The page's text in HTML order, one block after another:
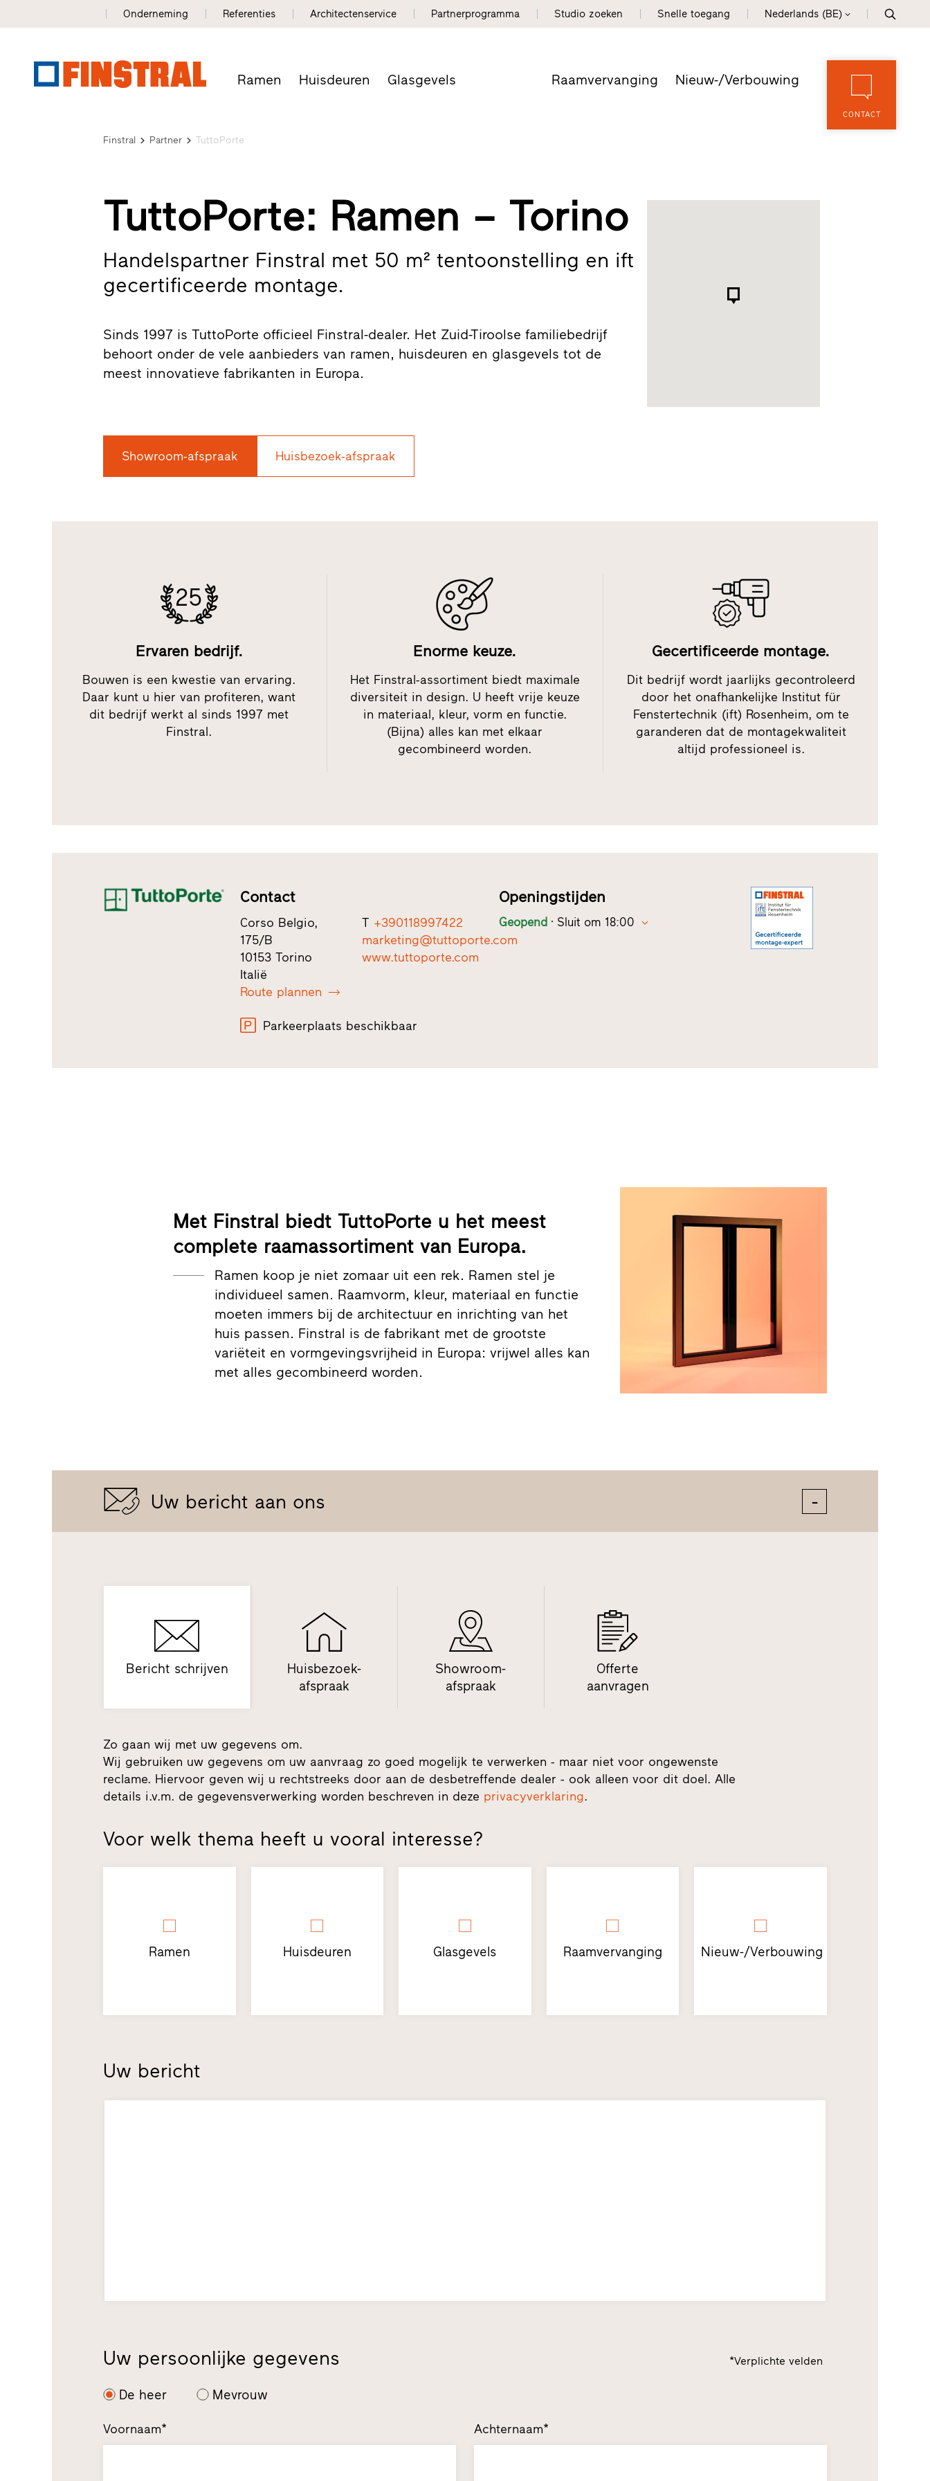
Onderneming Referenties Architectenservice Partnerprogramma Studio zoeken Snelle toegang Nederlands (BE)
Ramen Huisdeuren Glasgevels Raamvervanging Nieuw-/Verbouwing
CONTACT
Finstral Partner TuttoPorte
TuttoPorte: Ramen – Torino
Handelspartner Finstral met 50 m² tentoonstelling en ift
gecertificeerde montage.
Sinds 1997 is TuttoPorte officieel Finstral-dealer. Het Zuid-Tiroolse familiebedrijf
behoort onder de vele aanbieders van ramen, huisdeuren en glasgevels tot de
meest innovatieve fabrikanten in Europa.
Showroom-afspraak Huisbezoek-afspraak
25
Ervaren bedrijf.
Bouwen is een kwestie van ervaring.
Daar kunt u hier van profiteren, want
dit bedrijf werkt al sinds 1997 met
Finstral.
Enorme keuze.
Het Finstral-assortiment biedt maximale
diversiteit in design. U heeft vrije keuze
in materiaal, kleur, vorm en functie.
(Bijna) alles kan met elkaar
gecombineerd worden.
Gecertificeerde montage.
Dit bedrijf wordt jaarlijks gecontroleerd
door het onafhankelijke Institut für
Fenstertechnik (ift) Rosenheim, om te
garanderen dat de montagekwaliteit
altijd professioneel is.
Contact
Corso Belgio,
175/B
10153 Torino
Italië
Route plannen
T +390118997422
marketing@tuttoporte.com
www.tuttoporte.com
Parkeerplaats beschikbaar
Openingstijden
Geopend Sluit om 18:00
Met Finstral biedt TuttoPorte u het meest
complete raamassortiment van Europa.
Ramen koop je niet zomaar uit een rek. Ramen stel je
individueel samen. Raamvorm, kleur, materiaal en functie
moeten immers bij de architectuur en inrichting van het
huis passen. Finstral is de fabrikant met de grootste
variëteit en vormgevingsvrijheid in Europa: vrijwel alles kan
met alles gecombineerd worden.
Uw bericht aan ons
Bericht schrijven
Huisbezoek-
afspraak
Showroom-
afspraak
Offerte
aanvragen
Zo gaan wij met uw gegevens om.
Wij gebruiken uw gegevens om uw aanvraag zo goed mogelijk te verwerken - maar niet voor ongewenste
reclame. Hiervoor geven wij u rechtstreeks door aan de desbetreffende dealer - ook alleen voor dit doel. Alle
details i.v.m. de gegevensverwerking worden beschreven in deze privacyverklaring.
Voor welk thema heeft u vooral interesse?
Ramen Huisdeuren Glasgevels Raamvervanging Nieuw-/Verbouwing
Uw bericht
Uw persoonlijke gegevens *Verplichte velden
De heer Mevrouw
Voornaam* Achternaam*